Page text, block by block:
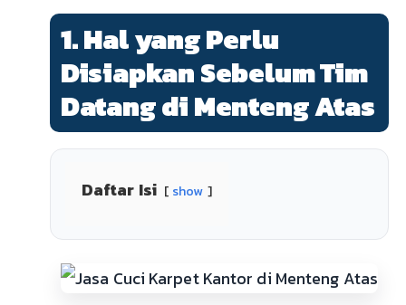
1. Hal yang Perlu
Disiapkan Sebelum Tim
Datang di Menteng Atas
Daftar Isi show